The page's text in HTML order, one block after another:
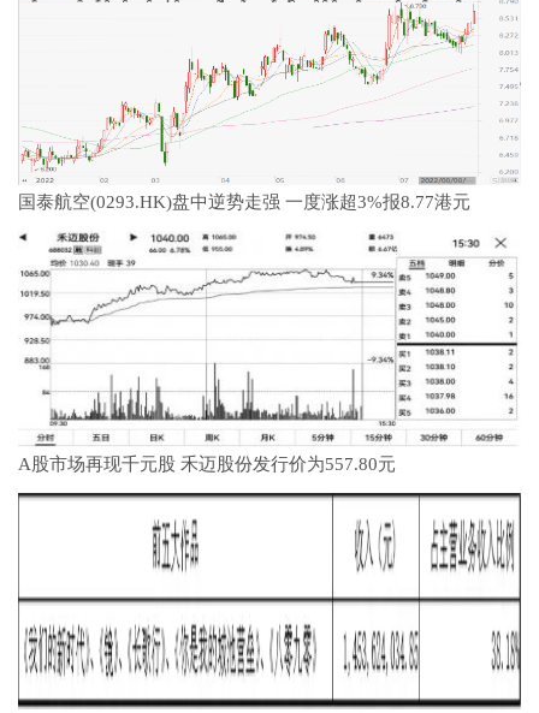
国泰航空(0293.HK)盘中逆势走强 一度涨超3%报8.77港元
A股市场再现千元股 禾迈股份发行价为557.80元